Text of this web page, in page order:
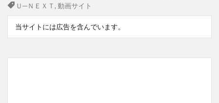
Ｕ─ＮＥＸＴ, 動画サイト
当サイトには広告を含んでいます。